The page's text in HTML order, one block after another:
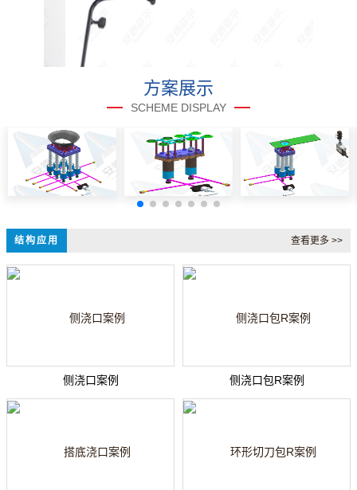
方案展示
SCHEME DISPLAY
结构应用 查看更多 >>
侧浇口案例 侧浇口包R案例